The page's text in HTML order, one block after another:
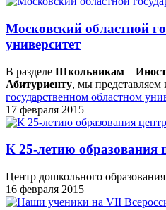
Московский областной
университет
В разделе Школьникам –
Абитуриенту, мы
государственном областном
17 февраля 2015
К 25-летию
Центр дошкольного образования
16 февраля 2015